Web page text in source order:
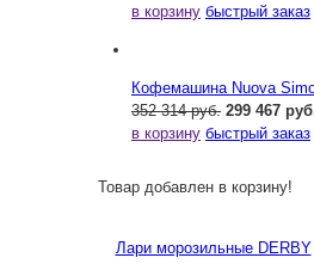
в корзину быстрый заказ
Кофемашина Nuova
352 314 руб. 299 467
в корзину быстрый заказ
Товар добавлен в корзину!
Лари морозильные DERBY